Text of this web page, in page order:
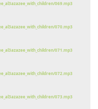
069.mp3
070.mp3
071.mp3
072.mp3
073.mp3